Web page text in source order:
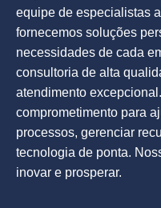
equipe de especialistas
fornecemos soluções
necessidades de cada
consultoria de alta
atendimento
comprometimento para
processos, gerenciar
tecnologia de ponta.
inovar e prosperar.